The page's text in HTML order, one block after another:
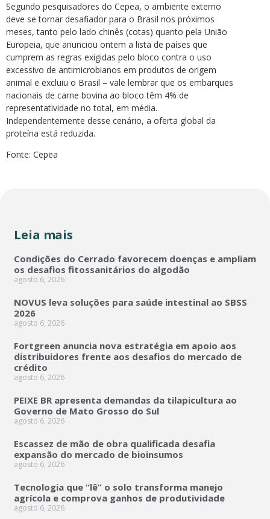
Segundo pesquisadores do Cepea, o ambiente externo
deve se tornar desafiador para o Brasil nos próximos
meses, tanto pelo lado chinês (cotas) quanto pela União
Europeia, que anunciou ontem a lista de países que
cumprem as regras exigidas pelo bloco contra o uso
excessivo de antimicrobianos em produtos de origem
animal e excluiu o Brasil – vale lembrar que os embarques
nacionais de carne bovina ao bloco têm 4% de
representatividade no total, em média.
Independentemente desse cenário, a oferta global da
proteína está reduzida.
Fonte: Cepea
Leia mais
Condições do Cerrado favorecem doenças e ampliam
os desafios fitossanitários do algodão
agosto 6, 2026
NOVUS leva soluções para saúde intestinal ao SBSS
2026
agosto 6, 2026
Fortgreen anuncia nova estratégia em apoio aos
distribuidores frente aos desafios do mercado de
crédito
agosto 6, 2026
PEIXE BR apresenta demandas da tilapicultura ao
Governo de Mato Grosso do Sul
agosto 6, 2026
Escassez de mão de obra qualificada desafia
expansão do mercado de bioinsumos
agosto 6, 2026
Tecnologia que “lê” o solo transforma manejo
agrícola e comprova ganhos de produtividade
agosto 6, 2026